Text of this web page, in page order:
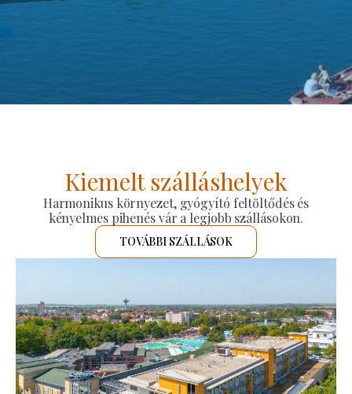
Kiemelt szálláshelyek
Harmonikus környezet, gyógyító feltöltődés és
kényelmes pihenés vár a legjobb szállásokon.
TOVÁBBI SZÁLLÁSOK